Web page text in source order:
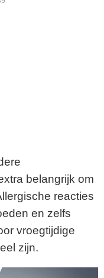
belangrijk om
reacties
en zelfs
vroegtijdige
zijn.